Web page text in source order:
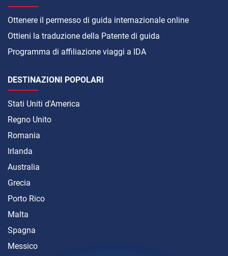
Ottenere il permesso di guida internazionale online
Ottieni la traduzione della Patente di guida
Programma di affiliazione viaggi a IDA
DESTINAZIONI POPOLARI
Stati Uniti d'America
Regno Unito
Romania
Irlanda
Australia
Grecia
Porto Rico
Malta
Spagna
Messico